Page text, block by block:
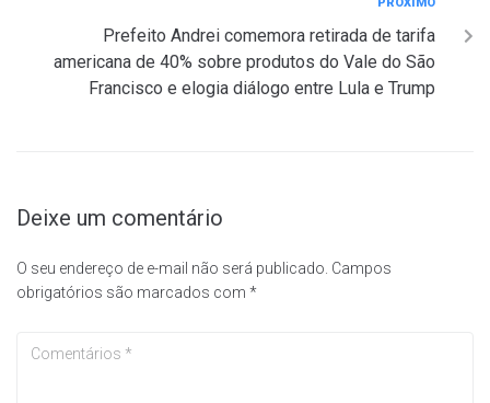
PRÓXIMO
Prefeito Andrei comemora retirada de tarifa
americana de 40% sobre produtos do Vale do São
Francisco e elogia diálogo entre Lula e Trump
Deixe um comentário
O seu endereço de e-mail não será publicado. Campos
obrigatórios são marcados com *